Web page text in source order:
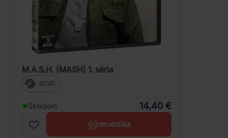
M.A.S.H. (MASH) 1. séria
3DVD
Skladom 14,40 €
DO KOŠÍKA